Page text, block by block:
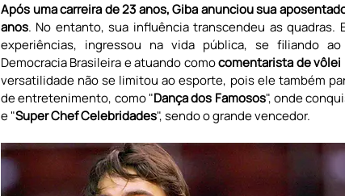
Após uma carreira de 23 anos, Giba anunciou sua
anos. No entanto, sua influência transcendeu as quadras.
experiências, ingressou na vida pública, se filiando
Democracia Brasileira e atuando como comentarista de vôlei
versatilidade não se limitou ao esporte, pois ele também
de entretenimento, como "Dança dos Famosos", onde
e "Super Chef Celebridades", sendo o grande vencedor.